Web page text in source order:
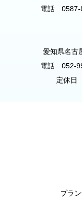
電話 0587-
愛知県名古
電話 052-
定休日
プラ